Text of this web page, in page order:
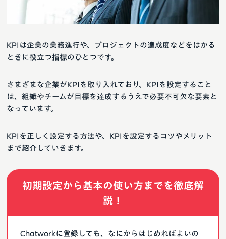
KPIを正しく設定する方法や、KPIを設定するコツやメリット
まで紹介していきます。
さまざまな企業がKPIを取り入れており、KPIを設定すること
は、組織やチームが目標を達成するうえで必要不可欠な要素と
なっています。
KPIは企業の業務進行や、プロジェクトの達成度などをはかる
ときに役立つ指標のひとつです。
初期設定から基本の使い方までを徹底解
説！
Chatworkに登録しても、なにからはじめればよいの